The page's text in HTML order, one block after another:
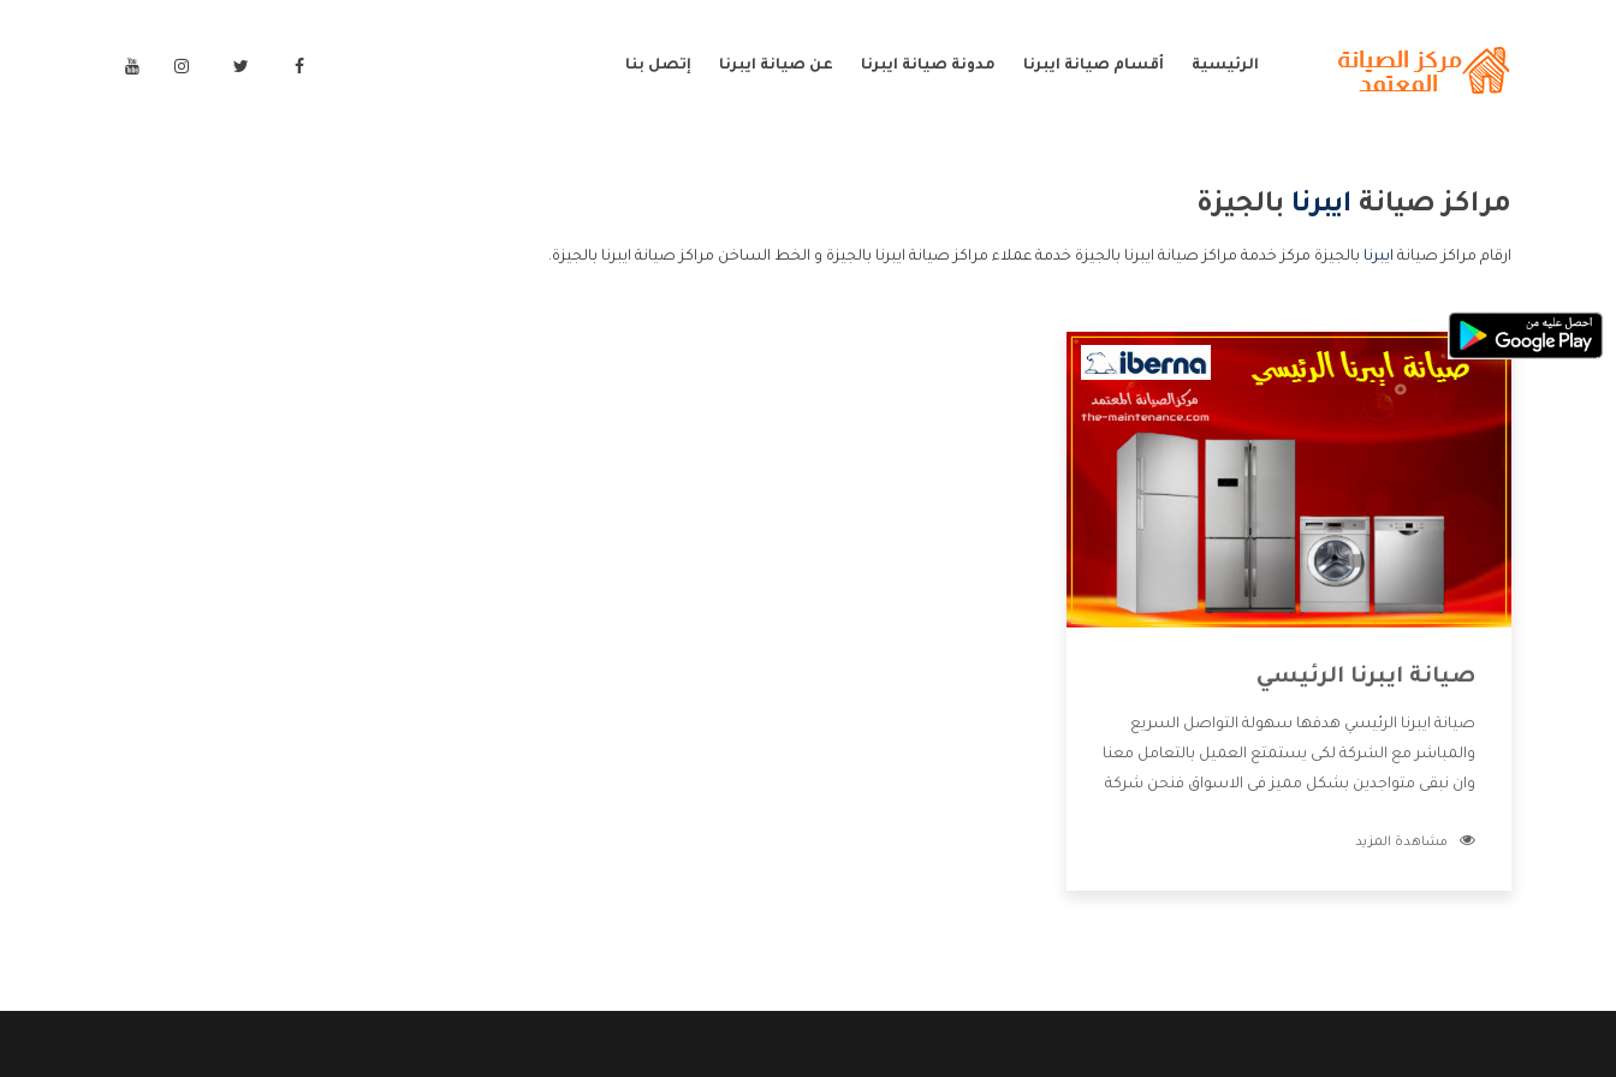
الرئيسية أقسام صيانة ايبرنا مدونة صيانة ايبرنا عن صيانة ايبرنا إتصل بنا
مراكز صيانة ايبرنا بالجيزة
ارقام مراكز صيانة ايبرنا بالجيزة مركز خدمة مراكز صيانة ايبرنا بالجيزة خدمة عملاء مراكز صيانة ايبرنا بالجيزة و الخط الساخن مراكز صيانة ايبرنا بالجيزة.
صيانة ايبرنا الرئيسي
صيانة ايبرنا الرئيسي هدفها سهولة التواصل السريع
والمباشر مع الشركة لكى يستمتع العميل بالتعامل معنا
وان نبقى متواجدين بشكل مميز فى الاسواق فنحن شركة
بالخدمات التى تنفرد الشركة بها والتى تكون منها خدمة
مشاهدة المزيد